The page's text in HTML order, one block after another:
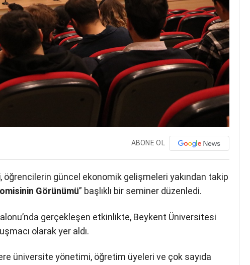
ABONE OL
, öğrencilerin güncel ekonomik gelişmeleri yakından takip
Görünümü” başlıklı bir seminer düzenledi.
gerçekleşen etkinlikte, Beykent Üniversitesi
olarak yer aldı.
üniversite yönetimi, öğretim üyeleri ve çok sayıda